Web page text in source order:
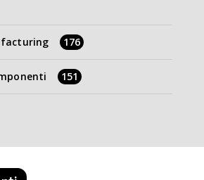
176
151